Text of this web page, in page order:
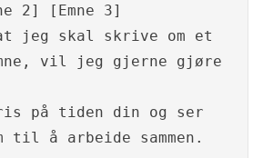
2] [Emne 3]
jeg skal skrive om et
vil jeg gjerne gjøre
på tiden din og ser
å arbeide sammen.